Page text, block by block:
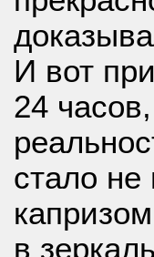
И вот
24
стало
в